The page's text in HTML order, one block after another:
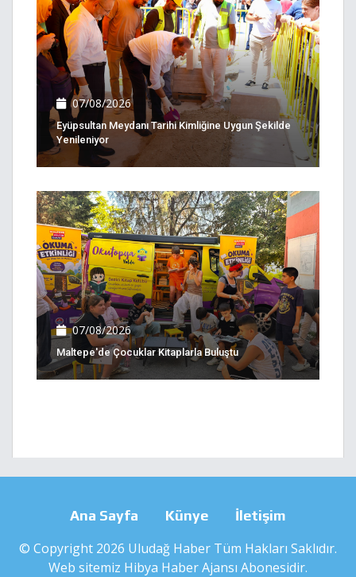
07/08/2026
Eyüpsultan Meydanı Tarihi Kimliğine Uygun Şekilde
Yenileniyor
07/08/2026
Maltepe'de Çocuklar Kitaplarla Buluştu
Ana Sayfa Künye İletişim
© Copyright 2026 Uludağ Haber Tüm Hakları Saklıdır.
Web sitemiz Hibya Haber Ajansı Abonesidir.